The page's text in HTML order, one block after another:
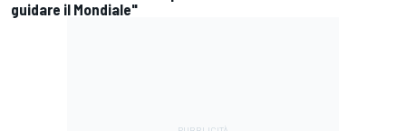
guidare il Mondiale"